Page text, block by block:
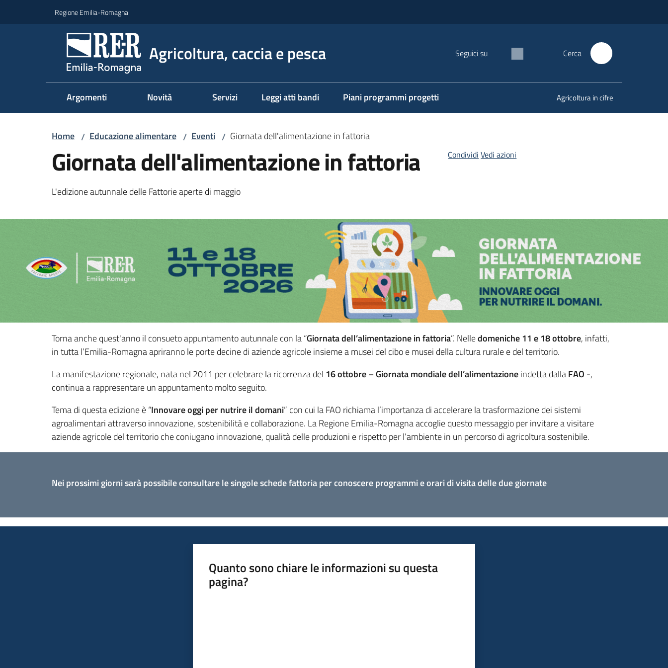
Regione Emilia-Romagna
Agricoltura, caccia e pesca Seguici su Cerca
Argomenti Novità Servizi Leggi atti bandi Piani programmi progetti Agricoltura in cifre
Home / Educazione alimentare / Eventi / Giornata dell'alimentazione in fattoria
Giornata dell'alimentazione in fattoria
L'edizione autunnale delle Fattorie aperte di maggio
Condividi Vedi azioni
Torna anche quest'anno il consueto appuntamento autunnale con la “Giornata dell’alimentazione in fattoria”. Nelledomeniche 11 e 18 ottobre, infatti,
in tutta l’Emilia-Romagna apriranno le porte decine di aziende agricole insieme a musei del cibo e musei della cultura rurale e del territorio.
La manifestazione regionale, nata nel 2011 per celebrare la ricorrenza del 16 ottobre – Giornata mondiale dell’alimentazioneindetta dallaFAO -,
continua a rappresentare un appuntamento molto seguito.
Tema di questa edizione è “Innovare oggi per nutrire il domani” con cui la FAO richiama l’importanza di accelerare la trasformazione dei sistemi
agroalimentari attraverso innovazione, sostenibilità e collaborazione. La Regione Emilia-Romagna accoglie questo messaggio per invitare a visitare
aziende agricole del territorio che coniugano innovazione, qualità delle produzioni e rispetto per l’ambiente in un percorso di agricoltura sostenibile.
Nei prossimi giorni sarà possibile consultare le singole schede fattoria per conoscere programmi e orari di visita delle due giornate
Quanto sono chiare le informazioni su questa
pagina?